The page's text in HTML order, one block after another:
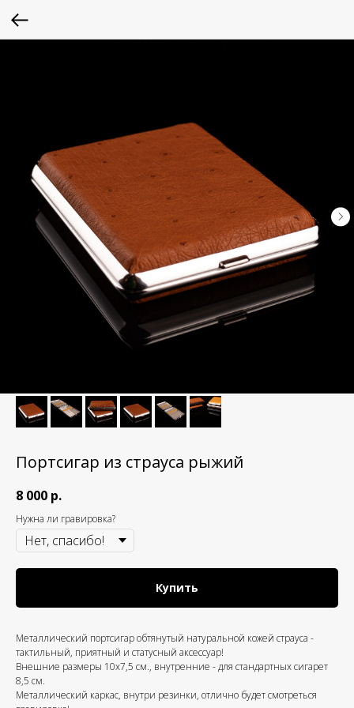
Портсигар из страуса рыжий
8 000 р.
Нужна ли гравировка?
Купить
Металлический портсигар обтянутый натуральной кожей страуса -
тактильный, приятный и статусный аксессуар!
Внешние размеры 10х7,5 см., внутренние - для стандартных сигарет
8,5 см.
Металлический каркас, внутри резинки, отлично будет смотреться